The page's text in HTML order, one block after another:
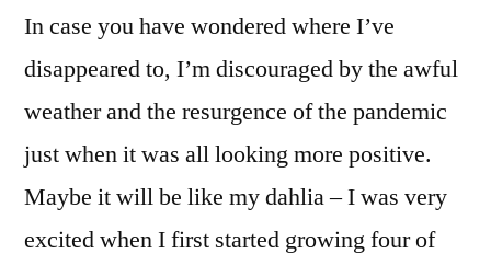
In case you have wondered where I’ve
disappeared to, I’m discouraged by the awful
weather and the resurgence of the pandemic
just when it was all looking more positive.
Maybe it will be like my dahlia – I was very
excited when I first started growing four of